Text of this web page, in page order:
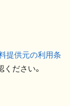
提供元の利用条
ください。